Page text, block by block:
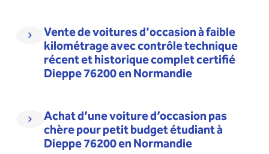
Vente de voitures d'occasion à faible
kilométrage avec contrôle technique
récent et historique complet certifié
Dieppe 76200 en Normandie
Achat d’une voiture d’occasion pas
chère pour petit budget étudiant à
Dieppe 76200 en Normandie